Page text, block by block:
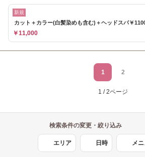
新規
カット＋カラー(白髪染めも含む)＋ヘッドスパ￥
￥11,000
1 2
1 / 2ページ
検索条件の変更・絞り込み
エリア 日時 メ